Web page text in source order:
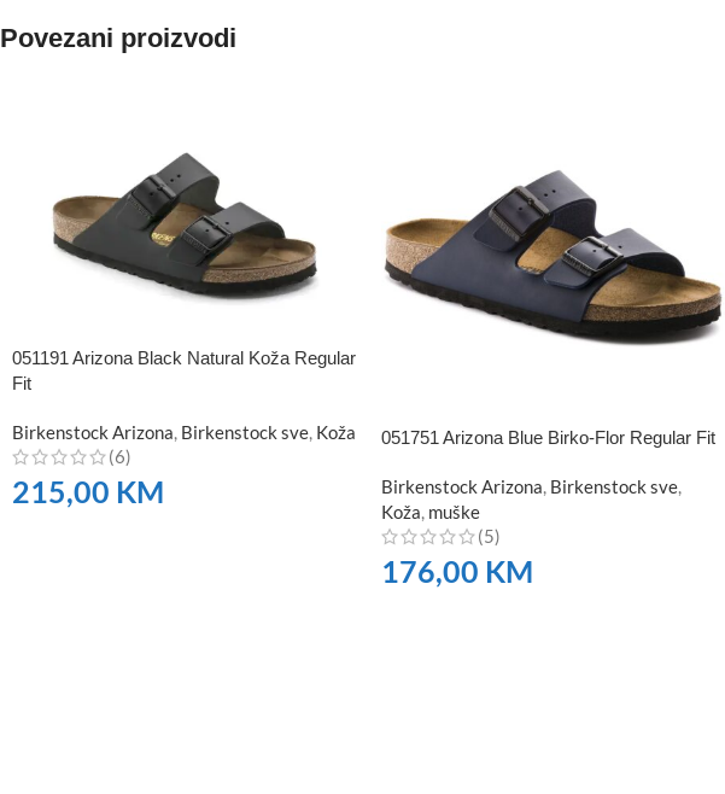
Povezani proizvodi
051191 Arizona Black Natural Koža Regular
Fit
Birkenstock Arizona, Birkenstock sve, Koža
(6)
215,00 KM
051751 Arizona Blue Birko-Flor Regular Fit
Birkenstock Arizona, Birkenstock sve,
Koža, muške
(5)
176,00 KM